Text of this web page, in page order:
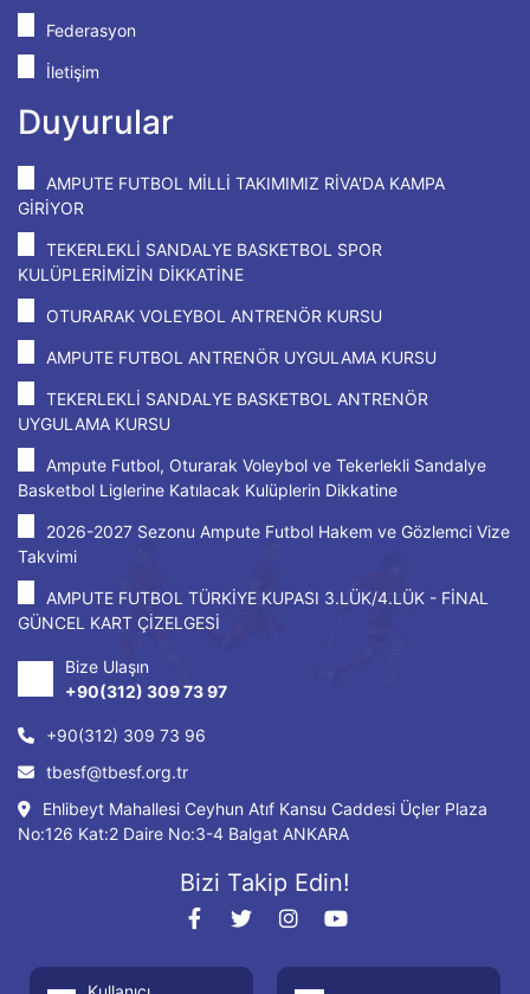
Federasyon
İletişim
Duyurular
AMPUTE FUTBOL MİLLİ TAKIMIMIZ RİVA'DA KAMPA
GİRİYOR
TEKERLEKLİ SANDALYE BASKETBOL SPOR
KULÜPLERİMİZİN DİKKATİNE
OTURARAK VOLEYBOL ANTRENÖR KURSU
AMPUTE FUTBOL ANTRENÖR UYGULAMA KURSU
TEKERLEKLİ SANDALYE BASKETBOL ANTRENÖR
UYGULAMA KURSU
Ampute Futbol, Oturarak Voleybol ve Tekerlekli Sandalye
Basketbol Liglerine Katılacak Kulüplerin Dikkatine
2026-2027 Sezonu Ampute Futbol Hakem ve Gözlemci Vize
Takvimi
AMPUTE FUTBOL TÜRKİYE KUPASI 3.LÜK/4.LÜK - FİNAL
GÜNCEL KART ÇİZELGESİ
Bize Ulaşın
+90(312) 309 73 97
+90(312) 309 73 96
tbesf@tbesf.org.tr
Ehlibeyt Mahallesi Ceyhun Atıf Kansu Caddesi Üçler Plaza
No:126 Kat:2 Daire No:3-4 Balgat ANKARA
Bizi Takip Edin!